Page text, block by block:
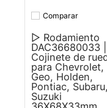
Añadir a comparar
Comparar
▷ Rodamiento
DAC36680033 |
Cojinete de
para Chevrolet,
Geo, Holden,
Pontiac, Subaru,
Suzuki